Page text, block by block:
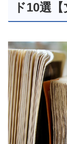
ド10選